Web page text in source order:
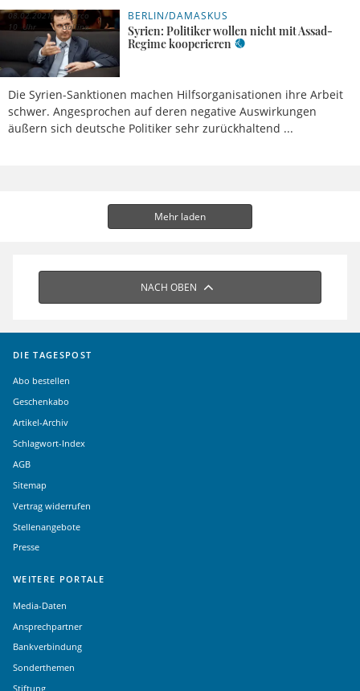
BERLIN/DAMASKUS
Syrien: Politiker wollen nicht mit Assad-
Regime kooperieren
Die Syrien-Sanktionen machen Hilfsorganisationen ihre Arbeit
schwer. Angesprochen auf deren negative Auswirkungen
äußern sich deutsche Politiker sehr zurückhaltend ...
08.02.2021,
10 Uhr
Marco
Gallina
Mehr laden
NACH OBEN
DIE TAGESPOST
Abo bestellen
Geschenkabo
Artikel-Archiv
Schlagwort-Index
AGB
Sitemap
Vertrag widerrufen
Stellenangebote
Presse
WEITERE PORTALE
Media-Daten
Ansprechpartner
Bankverbindung
Sonderthemen
Stiftung